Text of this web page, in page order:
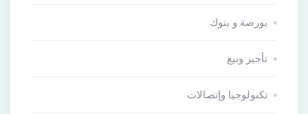
بورصة و بنوك
تأجير وبيع
تكنولوجيا وإتصالات